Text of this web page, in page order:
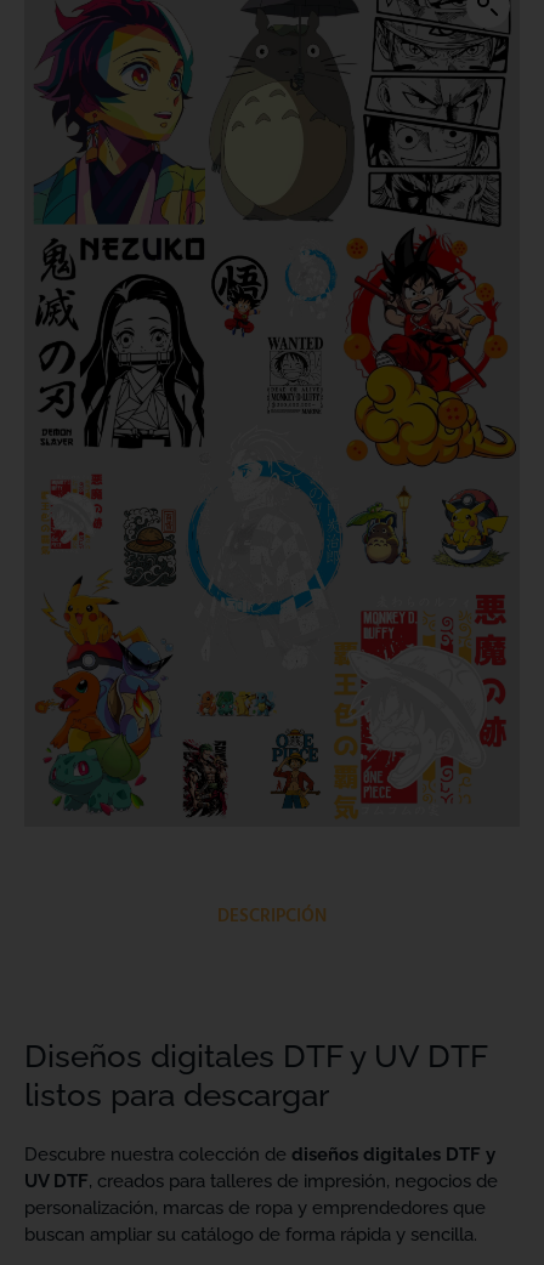
DESCRIPCIÓN
Diseños digitales DTF y UV DTF
listos para descargar
Descubre nuestra colección de diseños digitales DTF y
UV DTF, creados para talleres de impresión, negocios de
personalización, marcas de ropa y emprendedores que
buscan ampliar su catálogo de forma rápida y sencilla.